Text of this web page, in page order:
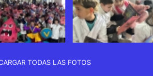
TODAS LAS FOTOS